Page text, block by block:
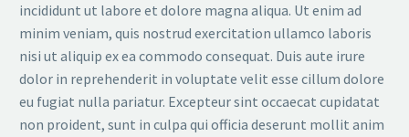
incididunt ut labore et dolore magna aliqua. Ut enim ad
minim veniam, quis nostrud exercitation ullamco laboris
nisi ut aliquip ex ea commodo consequat. Duis aute irure
dolor in reprehenderit in voluptate velit esse cillum dolore
eu fugiat nulla pariatur. Excepteur sint occaecat cupidatat
non proident, sunt in culpa qui officia deserunt mollit anim